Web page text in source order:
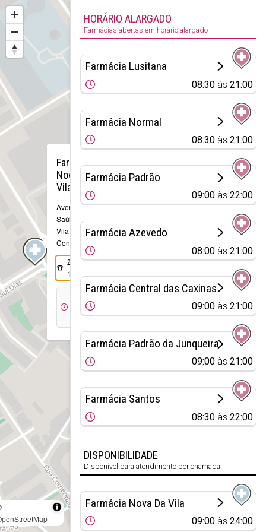
Farmácia
Nova Da
Vila
Avenida Júlio
Saúl Dias, 32
Vila do
Conde
252 661
134
09:00
24:00
×
HORÁRIO ALARGADO
Farmácias abertas em horário alargado
Farmácia Lusitana
08:30 às21:00
Farmácia Normal
08:30 às21:00
Farmácia Padrão
09:00 às22:00
Farmácia Azevedo
08:00 às21:00
Farmácia Central das Caxinas
09:00 às21:00
Farmácia Padrão da Junqueira
09:00 às21:00
Farmácia Santos
08:30 às22:00
DISPONIBILIDADE
Disponível para atendimento por chamada
Farmácia Nova Da Vila
09:00 às24:00